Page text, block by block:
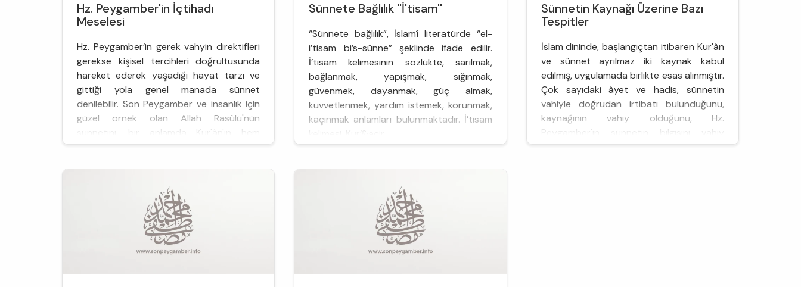
Hz. Peygamber'in İçtihadı
Meselesi
Hz. Peygamber’in gerek vahyin direktifleri
gerekse kişisel tercihleri doğrultusunda
hareket ederek yaşadığı hayat tarzı ve
gittiği yola genel manada sünnet
denilebilir. Son Peygamber ve insanlık için
güzel örnek olan Allah Rasûlü'nün
sünnetini, bir anlamda Kur'ân'ın hem
evrensel hem de tarihsel planda ortaya
Sünnete Bağlılık ''İ'tisam''
“Sünnete bağlılık”, İslamî literatürde “el-
i’tisam bi’s-sünne” şeklinde ifade edilir.
İ’tisam kelimesinin sözlükte, sarılmak,
bağlanmak, yapışmak, sığınmak,
güvenmek, dayanmak, güç almak,
kuvvetlenmek, yardım istemek, korunmak,
kaçınmak anlamları bulunmaktadır. İ’tisam
Sünnetin Kaynağı Üzerine Bazı
Tespitler
İslam dininde, başlangıçtan itibaren Kur'ân
ve sünnet ayrılmaz iki kaynak kabul
edilmiş, uygulamada birlikte esas alınmıştır.
Çok sayıdaki âyet ve hadis, sünnetin
vahiyle doğrudan irtibatı bulunduğunu,
kaynağının vahiy olduğunu, Hz.
Peygamber'in sünnetin bilgisini vahiy
yoluyla elde ettiğini göstermektedir.